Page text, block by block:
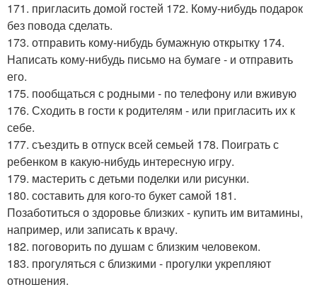
171. пригласить домой гостей 172. Кому-нибудь подарок
без повода сделать.
173. отправить кому-нибудь бумажную открытку 174.
Написать кому-нибудь письмо на бумаге - и отправить
его.
175. пообщаться с родными - по телефону или вживую
176. Сходить в гости к родителям - или пригласить их к
себе.
177. съездить в отпуск всей семьей 178. Поиграть с
ребенком в какую-нибудь интересную игру.
179. мастерить с детьми поделки или рисунки.
180. составить для кого-то букет самой 181.
Позаботиться о здоровье близких - купить им витамины,
например, или записать к врачу.
182. поговорить по душам с близким человеком.
183. прогуляться с близкими - прогулки укрепляют
отношения.